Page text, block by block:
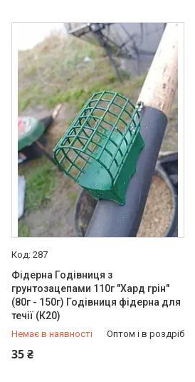
287
Фідерна Годівниця з
грунтозацепами 110г "Хард грін"
(80г - 150г) Годівниця фідерна для
течії (К20)
Немає в наявності Оптом і в роздріб
35 ₴
+380 (97) 949-97-05